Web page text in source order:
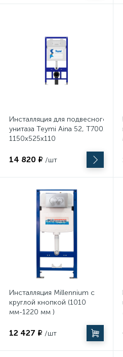
Инсталляция для подвесного
унитаза Teymi Aina 52, T70011
1150х525х110
14 820 ₽ /шт
Инсталляция Millennium с
круглой кнопкой (1010
мм-1220 мм )
12 427 ₽ /шт